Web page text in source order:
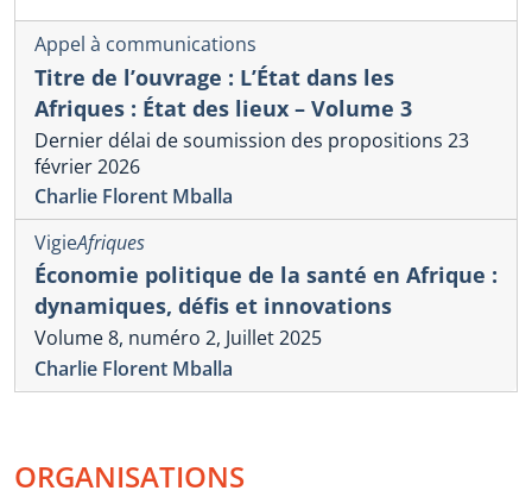
Appel à communications
Titre de l’ouvrage : L’État dans les
Afriques : État des lieux – Volume 3
Dernier délai de soumission des propositions 23
février 2026
Charlie Florent Mballa
VigieAfriques
Économie politique de la santé en Afrique :
dynamiques, défis et innovations
Volume 8, numéro 2, Juillet 2025
Charlie Florent Mballa
ORGANISATIONS